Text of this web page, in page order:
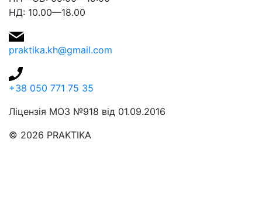
НД: 10.00—18.00
praktika.kh@gmail.com
+38 050 771 75 35
Ліцензія МОЗ №918 від 01.09.2016
© 2026 PRAKTIKA